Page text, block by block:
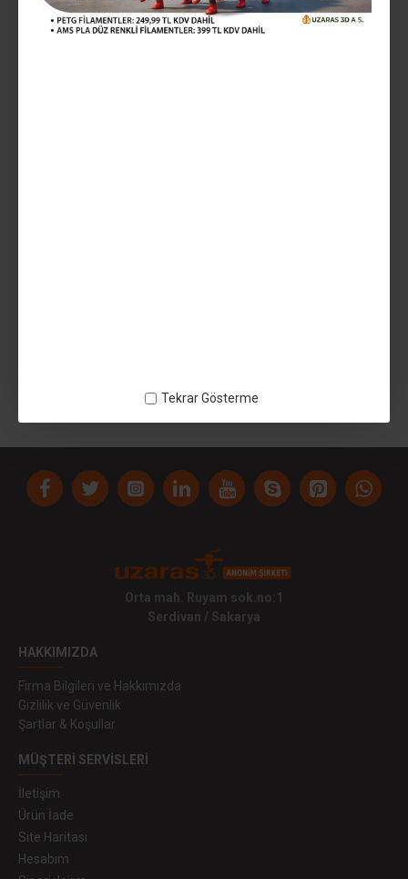
Tekrar Gösterme
MODEL: 140818UZ4028
Orta mah. Ruyam sok.no:1
Serdivan / Sakarya
HAKKIMIZDA
Firma Bilgileri ve Hakkımızda
Gizlilik ve Güvenlik
Şartlar & Koşullar
MÜŞTERI SERVISLERI
İletişim
Ürün İade
Site Haritası
Hesabım